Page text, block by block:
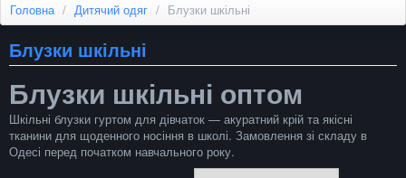
Головна / Дитячий одяг / Блузки шкільні
Блузки шкільні
Блузки шкільні оптом
Шкільні блузки гуртом для дівчаток — акуратний крій та якісні
тканини для щоденного носіння в школі. Замовлення зі складу в
Одесі перед початком навчального року.